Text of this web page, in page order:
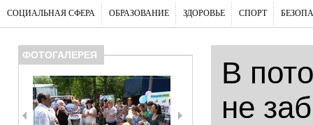
СОЦИАЛЬНАЯ СФЕРА ОБРАЗОВАНИЕ ЗДОРОВЬЕ СПОРТ
ФОТОГАЛЕРЕЯ
В
не